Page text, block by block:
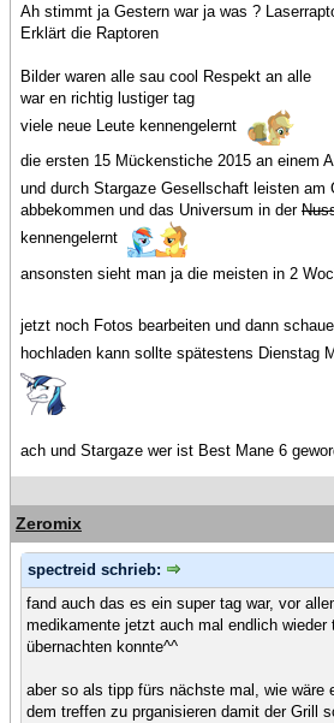
Ah stimmt ja Gestern war ja was ?
Erklärt die Raptoren
Bilder waren alle sau cool Respekt an alle
war en richtig lustiger tag
viele neue Leute kennengelernt
die ersten 15 Mückenstiche 2015 an einem
und durch Stargaze Gesellschaft leisten am
abbekommen und das Universum in der
kennengelernt
ansonsten sieht man ja die meisten in 2
jetzt noch Fotos bearbeiten und dann
hochladen kann sollte spätestens Dienstag
ach und Stargaze wer ist Best Mane 6
Zeromix
spectreid schrieb:
fand auch das es ein super tag war, vor
medikamente jetzt auch mal endlich wieder
übernachten konnte^^
aber so als tipp fürs nächste mal, wie wäre
dem treffen zu prganisieren damit der Grill